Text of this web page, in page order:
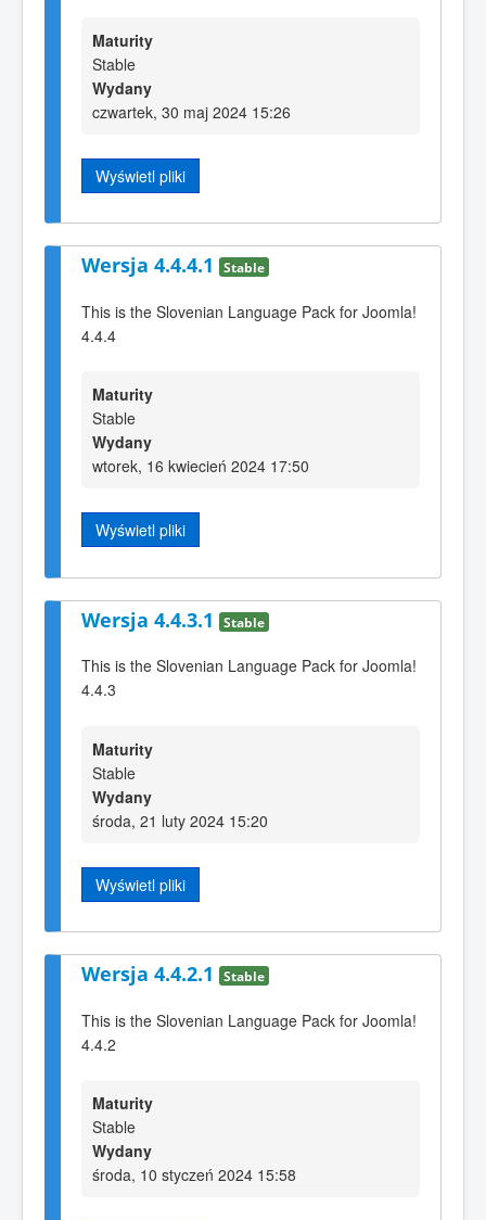
Maturity
Stable
Wydany
czwartek, 30 maj 2024 15:26
Wyświetl pliki
Wersja 4.4.4.1 Stable
This is the Slovenian Language Pack for Joomla!
4.4.4
Maturity
Stable
Wydany
wtorek, 16 kwiecień 2024 17:50
Wyświetl pliki
Wersja 4.4.3.1 Stable
This is the Slovenian Language Pack for Joomla!
4.4.3
Maturity
Stable
Wydany
środa, 21 luty 2024 15:20
Wyświetl pliki
Wersja 4.4.2.1 Stable
This is the Slovenian Language Pack for Joomla!
4.4.2
Maturity
Stable
Wydany
środa, 10 styczeń 2024 15:58